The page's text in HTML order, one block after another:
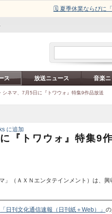
🗓️ 夏季休業ならびに
ス 放送ニュース 音楽
シネマ、7月5日に『トワウォ』特集9作品放送
『トワウォ』特集9
」（ＡＸＮエンタテインメント）は、
「日刊文化通信速報（日刊紙＋Web）」